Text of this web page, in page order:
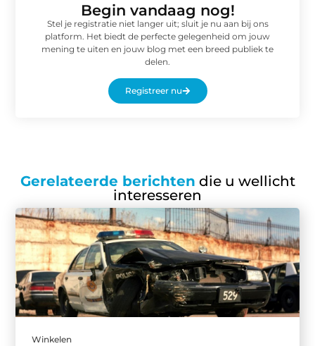
Begin vandaag nog!
Stel je registratie niet langer uit; sluit je nu aan bij ons
platform. Het biedt de perfecte gelegenheid om jouw
mening te uiten en jouw blog met een breed publiek te
delen.
Registreer nu
Gerelateerde berichten die u wellicht
interesseren
Winkelen